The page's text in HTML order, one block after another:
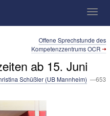
Mannheim
Offene Sprechstunde des
Kompetenzzentrums OCR
ab 15. Juni
Schüßler (UB Mannheim) —653